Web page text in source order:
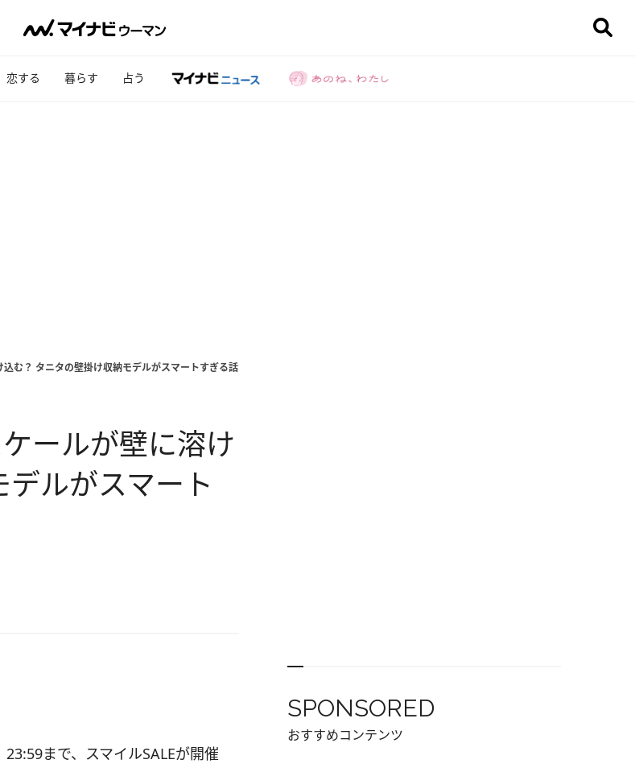
恋する 暮らす 占う
込む？ タニタの壁掛け収納モデルがスマートすぎる話
ールが壁に溶け
ルがスマート
まで、スマイルSALEが開催
SPONSORED
おすすめコンテンツ